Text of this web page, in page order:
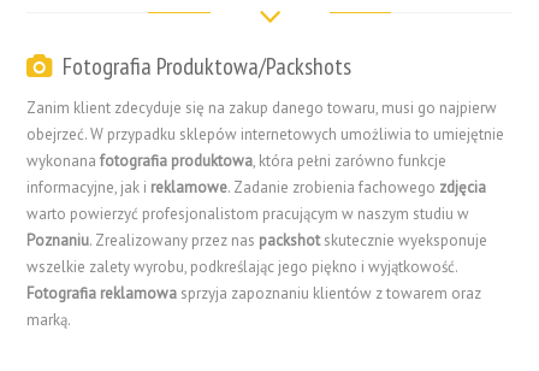
Fotografia Produktowa/Packshots
Zanim klient zdecyduje się na zakup danego towaru, musi go najpierw
obejrzeć. W przypadku sklepów internetowych umożliwia to umiejętnie
wykonanafotografia produktowa, która pełni zarówno funkcje
informacyjne, jak i reklamowe. Zadanie zrobienia fachowego zdjęcia
warto powierzyć profesjonalistom pracującym w naszym studiu w
Poznaniu. Zrealizowany przez nas packshotskutecznie wyeksponuje
wszelkie zalety wyrobu, podkreślając jego piękno i wyjątkowość.
Fotografia reklamowa sprzyja zapoznaniu klientów z towarem oraz
marką.